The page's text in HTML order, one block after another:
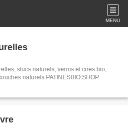
MENU
stucs naturels, vernis et cires bio,
naturels PATINESBIO.SHOP